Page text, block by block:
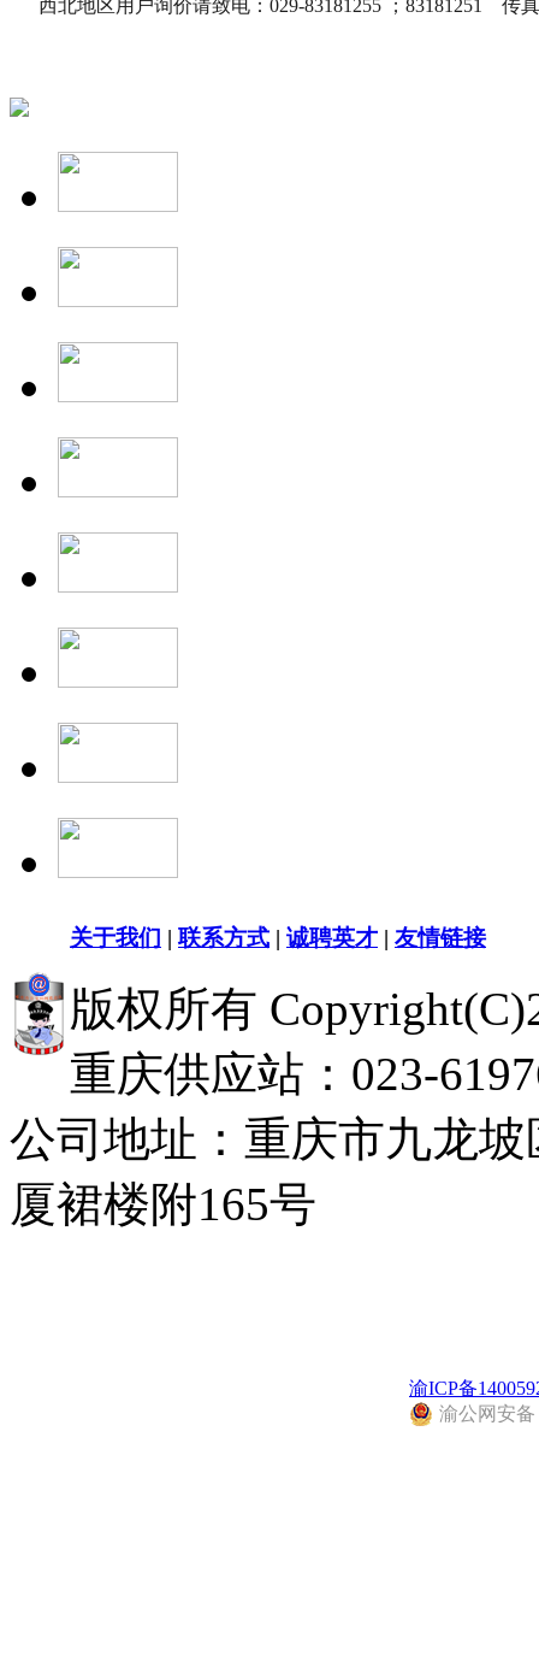
西北地区用户询价请致电：029-83181255 ；83181251 传真
关于我们 | 联系方式 | 诚聘英才 | 友情链接
版权所有
重庆供应站：023-
公司地址：重庆市九龙
厦裙楼附165号
渝ICP备
渝公网安备